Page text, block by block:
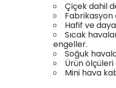
Çiçek dahil
Fabrikasyon
Hafif ve
Sıcak
engeller.
Soğuk
Ürün
Mini hava